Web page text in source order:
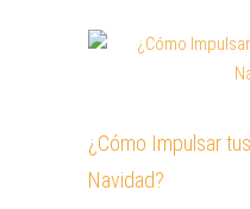
¿Cómo Impulsar
Navidad?